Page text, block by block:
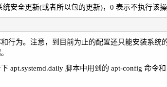
安全更新(或者所以包的更新)，0 表示不执行该操
行为。注意，到目前为止的配置还只能安装系统
apt.systemd.daily 脚本中用到的 apt-config 命令和